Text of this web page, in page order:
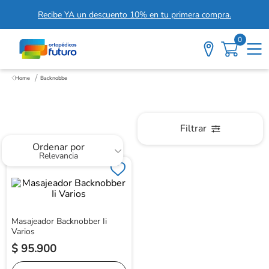
Recibe YA un descuento 10% en tu primera compra.
0
Backnobbe
Backnobbe
Ordenar por
Relevancia
Filtrar
Masajeador Backnobber Ii
Varios
$ 95.900